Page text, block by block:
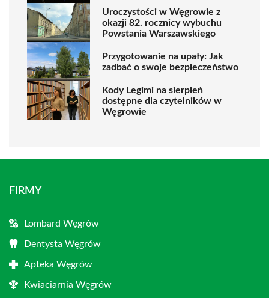
Uroczystości w Węgrowie z
okazji 82. rocznicy wybuchu
Powstania Warszawskiego
Przygotowanie na upały: Jak
zadbać o swoje bezpieczeństwo
Kody Legimi na sierpień
dostępne dla czytelników w
Węgrowie
FIRMY
Lombard Węgrów
Dentysta Węgrów
Apteka Węgrów
Kwiaciarnia Węgrów